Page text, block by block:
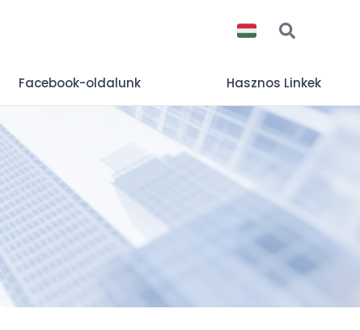
Facebook-oldalunk Hasznos Linkek